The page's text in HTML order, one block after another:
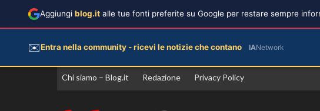
Vai
Chi siamo – Blog.it Redazione Privacy Policy
Aggiungi blog.it alle tue fonti preferite su Google per restare sempre
✉️Entra nella community - ricevi le notizie che contano IANetwork